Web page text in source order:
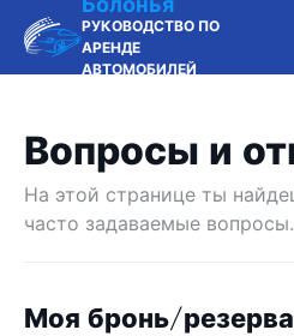
РУКОВОДСТВО ПО
АРЕНДЕ
АВТОМОБИЛЕЙ
Вопросы и
На этой странице ты
часто задаваемые вопросы.
Моя бронь/